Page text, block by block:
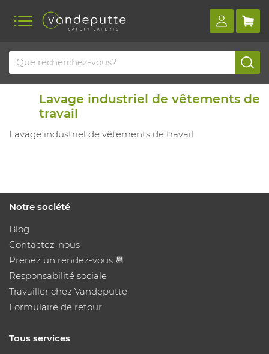
Lavage industriel de vêtements de
travail
Lavage industriel de vêtements de travail
Notre société
Blog
Contactez-nous
Prenez un rendez-vous 📆
Responsabilité sociale
Travailler chez Vandeputte
Formulaire de retour
Tous services